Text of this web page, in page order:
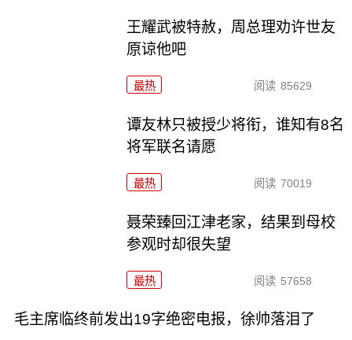
王耀武被特赦，周总理劝许世友
原谅他吧
最热 阅读 85629
谭友林只被授少将衔，谁知有8名
将军联名请愿
最热 阅读 70019
聂荣臻回江津老家，结果到母校
参观时却很失望
最热 阅读 57658
毛主席临终前发出19字绝密电报，徐帅落泪了